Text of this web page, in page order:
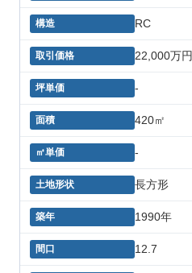
RC
22,000万円
-
420㎡
-
長方形
1990年
12.7